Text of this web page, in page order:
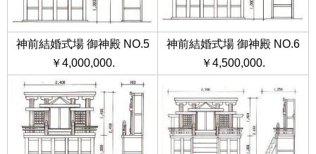
神前結婚式場 御神殿 NO.5
￥4,000,000.
神前結婚式場 御神殿 NO.6
￥4,500,000.